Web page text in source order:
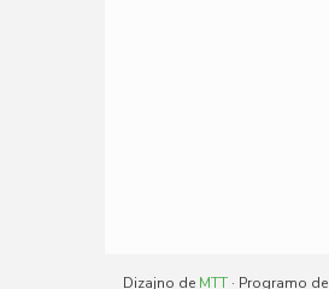
Dizajno de MTT · Programo de